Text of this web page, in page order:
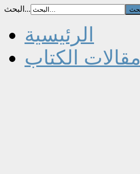
البحث...
الرئيسية
مقالات الكتاب